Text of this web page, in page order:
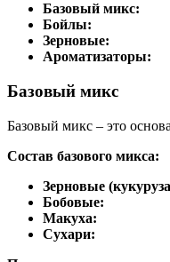
Базовый микс:
Бойлы:
Зерновые:
Ароматизаторы:
Базовый микс
Базовый микс – это
Состав базового микса:
Зерновые
Бобовые:
Макуха:
Сухари: